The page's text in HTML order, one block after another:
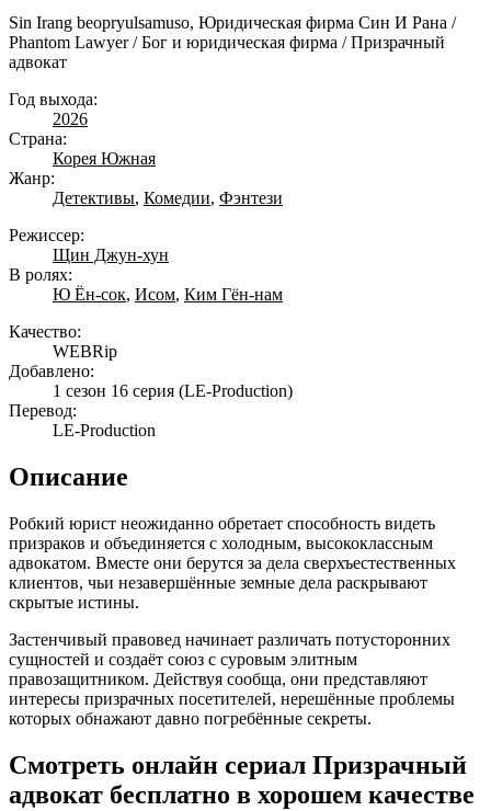
Sin Irang beopryulsamuso, Юридическая фирма Син И Рана /
Phantom Lawyer / Бог и юридическая фирма / Призрачный
адвокат
Год выхода:
2026
Страна:
Корея Южная
Жанр:
Детективы, Комедии, Фэнтези
Режиссер:
Щин Джун-хун
В ролях:
Ю Ён-сок, Исом, Ким Гён-нам
Качество:
WEBRip
Добавлено:
1 сезон 16 серия (LE-Production)
Перевод:
LE-Production
Описание
Робкий юрист неожиданно обретает способность видеть
призраков и объединяется с холодным, высококлассным
адвокатом. Вместе они берутся за дела сверхъестественных
клиентов, чьи незавершённые земные дела раскрывают
скрытые истины.
Застенчивый правовед начинает различать потусторонних
сущностей и создаёт союз с суровым элитным
правозащитником. Действуя сообща, они представляют
интересы призрачных посетителей, нерешённые проблемы
которых обнажают давно погребённые секреты.
Смотреть онлайн сериал Призрачный
адвокат бесплатно в хорошем качестве